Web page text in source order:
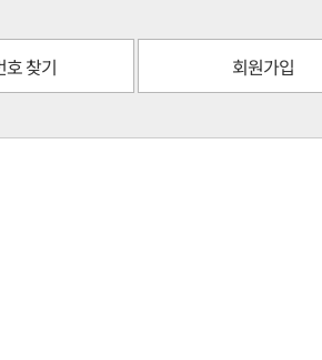
호 찾기 회원가입